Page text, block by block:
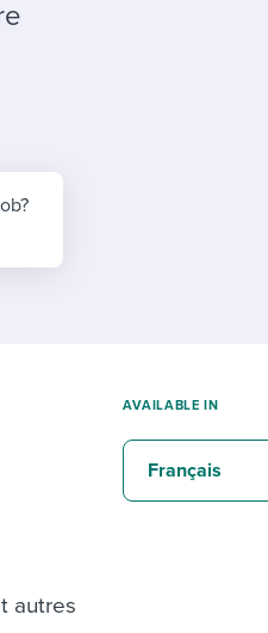
autres
AVAILABLE IN
Français